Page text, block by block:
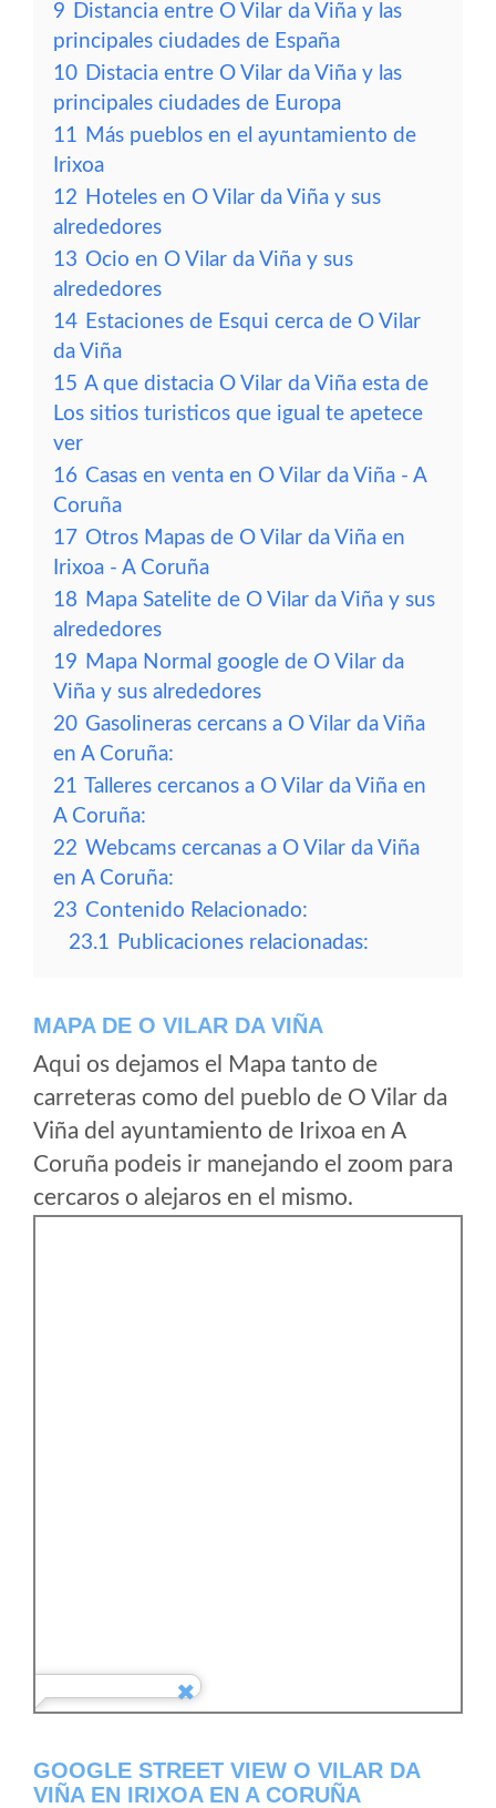
9 Distancia entre O Vilar da Viña y las
principales ciudades de España
10 Distacia entre O Vilar da Viña y las
principales ciudades de Europa
11 Más pueblos en el ayuntamiento de
Irixoa
12 Hoteles en O Vilar da Viña y sus
alrededores
13 Ocio en O Vilar da Viña y sus
alrededores
14 Estaciones de Esqui cerca de O Vilar
da Viña
15 A que distacia O Vilar da Viña esta de
Los sitios turisticos que igual te apetece
ver
16 Casas en venta en O Vilar da Viña - A
Coruña
17 Otros Mapas de O Vilar da Viña en
Irixoa - A Coruña
18 Mapa Satelite de O Vilar da Viña y sus
alrededores
19 Mapa Normal google de O Vilar da
Viña y sus alrededores
20 Gasolineras cercans a O Vilar da Viña
en A Coruña:
21 Talleres cercanos a O Vilar da Viña en
A Coruña:
22 Webcams cercanas a O Vilar da Viña
en A Coruña:
23 Contenido Relacionado:
23.1 Publicaciones relacionadas:
MAPA DE O VILAR DA VIÑA
Aqui os dejamos el Mapa tanto de
carreteras como del pueblo de O Vilar da
Viña del ayuntamiento de Irixoa en A
Coruña podeis ir manejando el zoom para
cercaros o alejaros en el mismo.
GOOGLE STREET VIEW O VILAR DA
VIÑA EN IRIXOA EN A CORUÑA